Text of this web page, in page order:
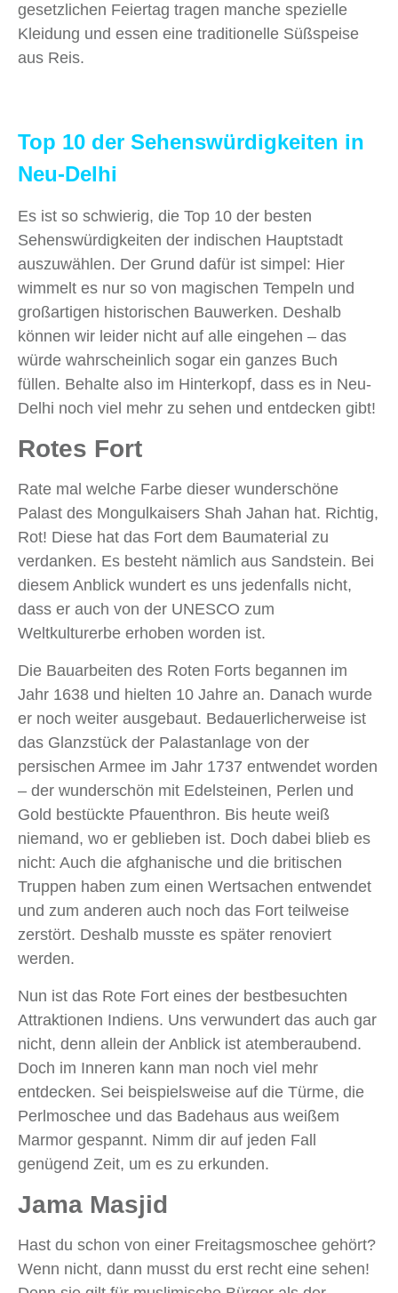
gesetzlichen Feiertag tragen manche spezielle
Kleidung und essen eine traditionelle Süßspeise
aus Reis.
Top 10 der Sehenswürdigkeiten in
Neu-Delhi
Es ist so schwierig, die Top 10 der besten
Sehenswürdigkeiten der indischen Hauptstadt
auszuwählen. Der Grund dafür ist simpel: Hier
wimmelt es nur so von magischen Tempeln und
großartigen historischen Bauwerken. Deshalb
können wir leider nicht auf alle eingehen – das
würde wahrscheinlich sogar ein ganzes Buch
füllen. Behalte also im Hinterkopf, dass es in Neu-
Delhi noch viel mehr zu sehen und entdecken gibt!
Rotes Fort
Rate mal welche Farbe dieser wunderschöne
Palast des Mongulkaisers Shah Jahan hat. Richtig,
Rot! Diese hat das Fort dem Baumaterial zu
verdanken. Es besteht nämlich aus Sandstein. Bei
diesem Anblick wundert es uns jedenfalls nicht,
dass er auch von der UNESCO zum
Weltkulturerbe erhoben worden ist.
Die Bauarbeiten des Roten Forts begannen im
Jahr 1638 und hielten 10 Jahre an. Danach wurde
er noch weiter ausgebaut. Bedauerlicherweise ist
das Glanzstück der Palastanlage von der
persischen Armee im Jahr 1737 entwendet worden
– der wunderschön mit Edelsteinen, Perlen und
Gold bestückte Pfauenthron. Bis heute weiß
niemand, wo er geblieben ist. Doch dabei blieb es
nicht: Auch die afghanische und die britischen
Truppen haben zum einen Wertsachen entwendet
und zum anderen auch noch das Fort teilweise
zerstört. Deshalb musste es später renoviert
werden.
Nun ist das Rote Fort eines der bestbesuchten
Attraktionen Indiens. Uns verwundert das auch gar
nicht, denn allein der Anblick ist atemberaubend.
Doch im Inneren kann man noch viel mehr
entdecken. Sei beispielsweise auf die Türme, die
Perlmoschee und das Badehaus aus weißem
Marmor gespannt. Nimm dir auf jeden Fall
genügend Zeit, um es zu erkunden.
Jama Masjid
Hast du schon von einer Freitagsmoschee gehört?
Wenn nicht, dann musst du erst recht eine sehen!